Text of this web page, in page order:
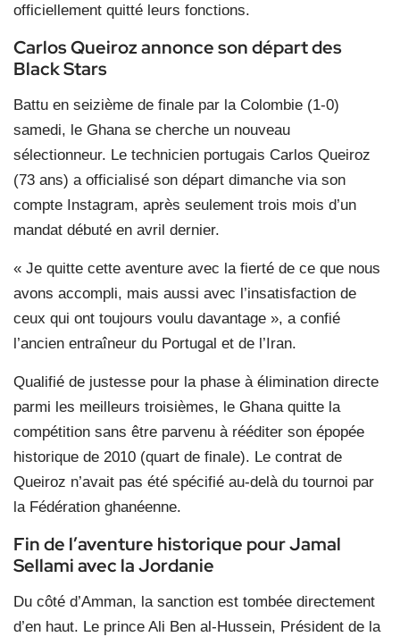
officiellement quitté leurs fonctions.
Carlos Queiroz annonce son départ des
Black Stars
Battu en seizième de finale par la Colombie (1-0)
samedi, le Ghana se cherche un nouveau
sélectionneur. Le technicien portugais Carlos Queiroz
(73 ans) a officialisé son départ dimanche via son
compte Instagram, après seulement trois mois d’un
mandat débuté en avril dernier.
« Je quitte cette aventure avec la fierté de ce que nous
avons accompli, mais aussi avec l’insatisfaction de
ceux qui ont toujours voulu davantage », a confié
l’ancien entraîneur du Portugal et de l’Iran.
Qualifié de justesse pour la phase à élimination directe
parmi les meilleurs troisièmes, le Ghana quitte la
compétition sans être parvenu à rééditer son épopée
historique de 2010 (quart de finale). Le contrat de
Queiroz n’avait pas été spécifié au-delà du tournoi par
la Fédération ghanéenne.
Fin de l’aventure historique pour Jamal
Sellami avec la Jordanie
Du côté d’Amman, la sanction est tombée directement
d’en haut. Le prince Ali Ben al-Hussein, Président de la